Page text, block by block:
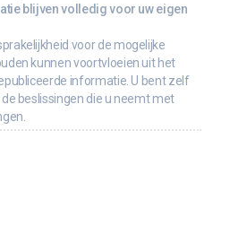
blijven volledig voor uw eigen
voor de mogelijke
kunnen voortvloeien uit het
informatie. U bent zelf
beslissingen die u neemt met